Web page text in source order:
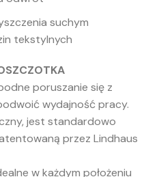
suchym
tekstylnych
poruszanie się z
wydajność pracy.
jest standardowo
przez Lindhaus
w każdym położeniu